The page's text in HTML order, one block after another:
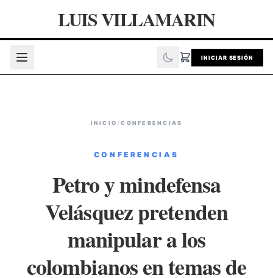
LUIS VILLAMARIN
INICIAR SESIÓN
INICIO /CONFERENCIAS
CONFERENCIAS
Petro y mindefensa
Velásquez pretenden
manipular a los
colombianos en temas de